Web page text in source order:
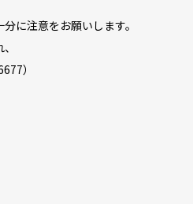
に注意をお願いします。
）